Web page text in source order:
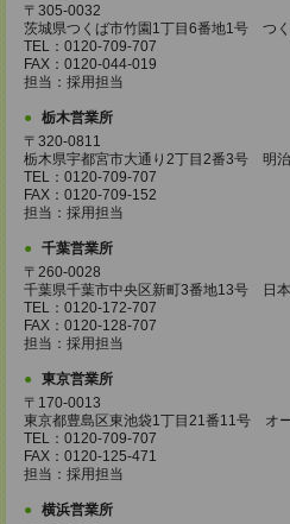
〒305-0032
茨城県つくば市竹園1丁目6番地1号 つ
TEL：0120-709-707
FAX：0120-044-019
担当：採用担当
栃木営業所
〒320-0811
栃木県宇都宮市大通り2丁目2番3号 明
TEL：0120-709-707
FAX：0120-709-152
担当：採用担当
千葉営業所
〒260-0028
千葉県千葉市中央区新町3番地13号 日
TEL：0120-172-707
FAX：0120-128-707
担当：採用担当
東京営業所
〒170-0013
東京都豊島区東池袋1丁目21番11号 オ
TEL：0120-709-707
FAX：0120-125-471
担当：採用担当
横浜営業所